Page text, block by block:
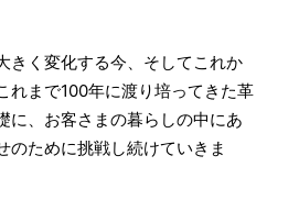
きく変化する今、そしてこれか
れまで100年に渡り培ってきた革
に、お客さまの暮らしの中にあ
のために挑戦し続けていきま